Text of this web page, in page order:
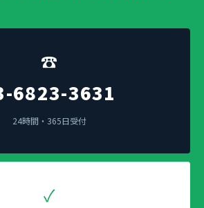
☎
6823-3631
24時間・365日受付
✓